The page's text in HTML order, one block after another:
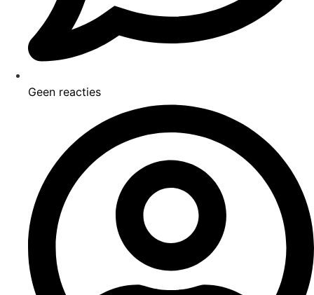
Geen reacties